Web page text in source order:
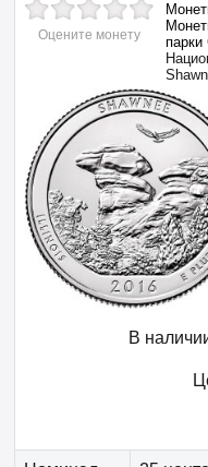
Оцените монету
В